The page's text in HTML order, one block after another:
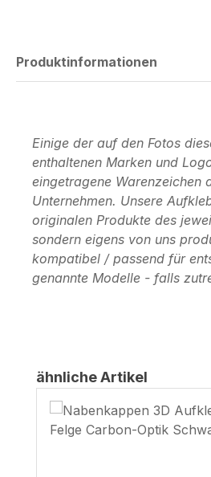
Produktinformationen
Einige der auf den Fotos
enthaltenen Marken und
eingetragene Warenzeichen
Unternehmen. Unsere
originalen Produkte des
sondern eigens von uns
kompatibel / passend für
genannte Modelle - falls
Produktgalerie überspringen
ähnliche Artikel